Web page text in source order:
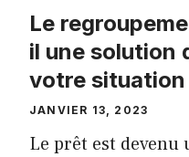
Le
il une solution
votre situation
JANVIER 13, 2023
Le prêt est devenu